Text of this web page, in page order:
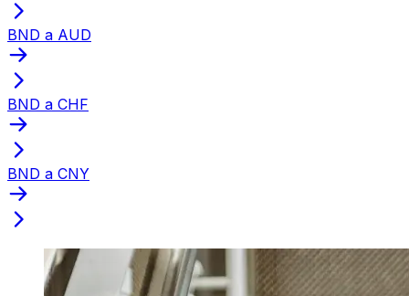
BND a AUD
BND a CHF
BND a CNY